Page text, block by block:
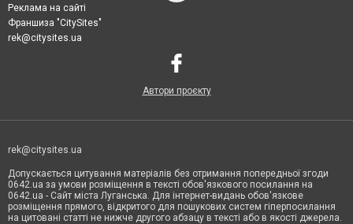
Реклама на сайті
Франшиза "CitySites"
rek@citysites.ua
Автори проєкту
rek@citysites.ua
Допускається цитування матеріалів без отримання попередньої згоди
0642.ua за умови розміщення в тексті обов'язкового посилання на
0642.ua - Сайт міста Луганська. Для інтернет-видань обов'язкове
розміщення прямого, відкритого для пошукових систем гіперпосилання
на цитовані статті не нижче другого абзацу в тексті або в якості джерела.